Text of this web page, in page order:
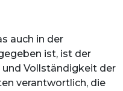
auch in der
ist, ist der
Vollständigkeit der
verantwortlich, die